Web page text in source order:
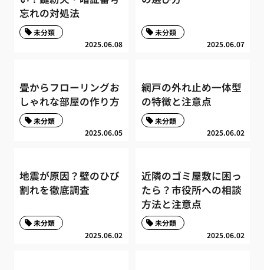
忘れの対処法
2025.06.08
未分類
2025.06.07
未分類
畳からフローリングお
しゃれな部屋の作り方
2025.06.05
未分類
網戸の外れ止め一体型
の特徴と注意点
2025.06.02
未分類
地震が原因？壁のひび
割れを徹底調査
2025.06.02
未分類
近隣のゴミ屋敷に困っ
たら？市役所への相談
方法と注意点
2025.06.02
未分類